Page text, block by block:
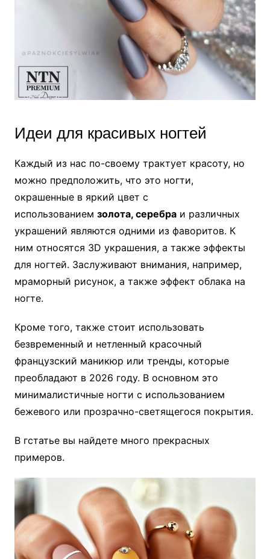
Идеи для красивых ногтей
Каждый из нас по-своему трактует красоту, но
можно предположить, что это ногти,
окрашенные в яркий цвет с
использованием золота, серебраи различных
украшений являются одними из фаворитов. К
ним относятся 3D украшения, а также эффекты
для ногтей. Заслуживают внимания, например,
мраморный рисунок, а также эффект облака на
ногте.
Кроме того, также стоит использовать
безвременный и нетленный красочный
французский маникюр или тренды, которые
преобладают в 2026 году. В основном это
минималистичные ногти с использованием
бежевого или прозрачно-светящегося покрытия.
В гстатье вы найдете много прекрасных
примеров.